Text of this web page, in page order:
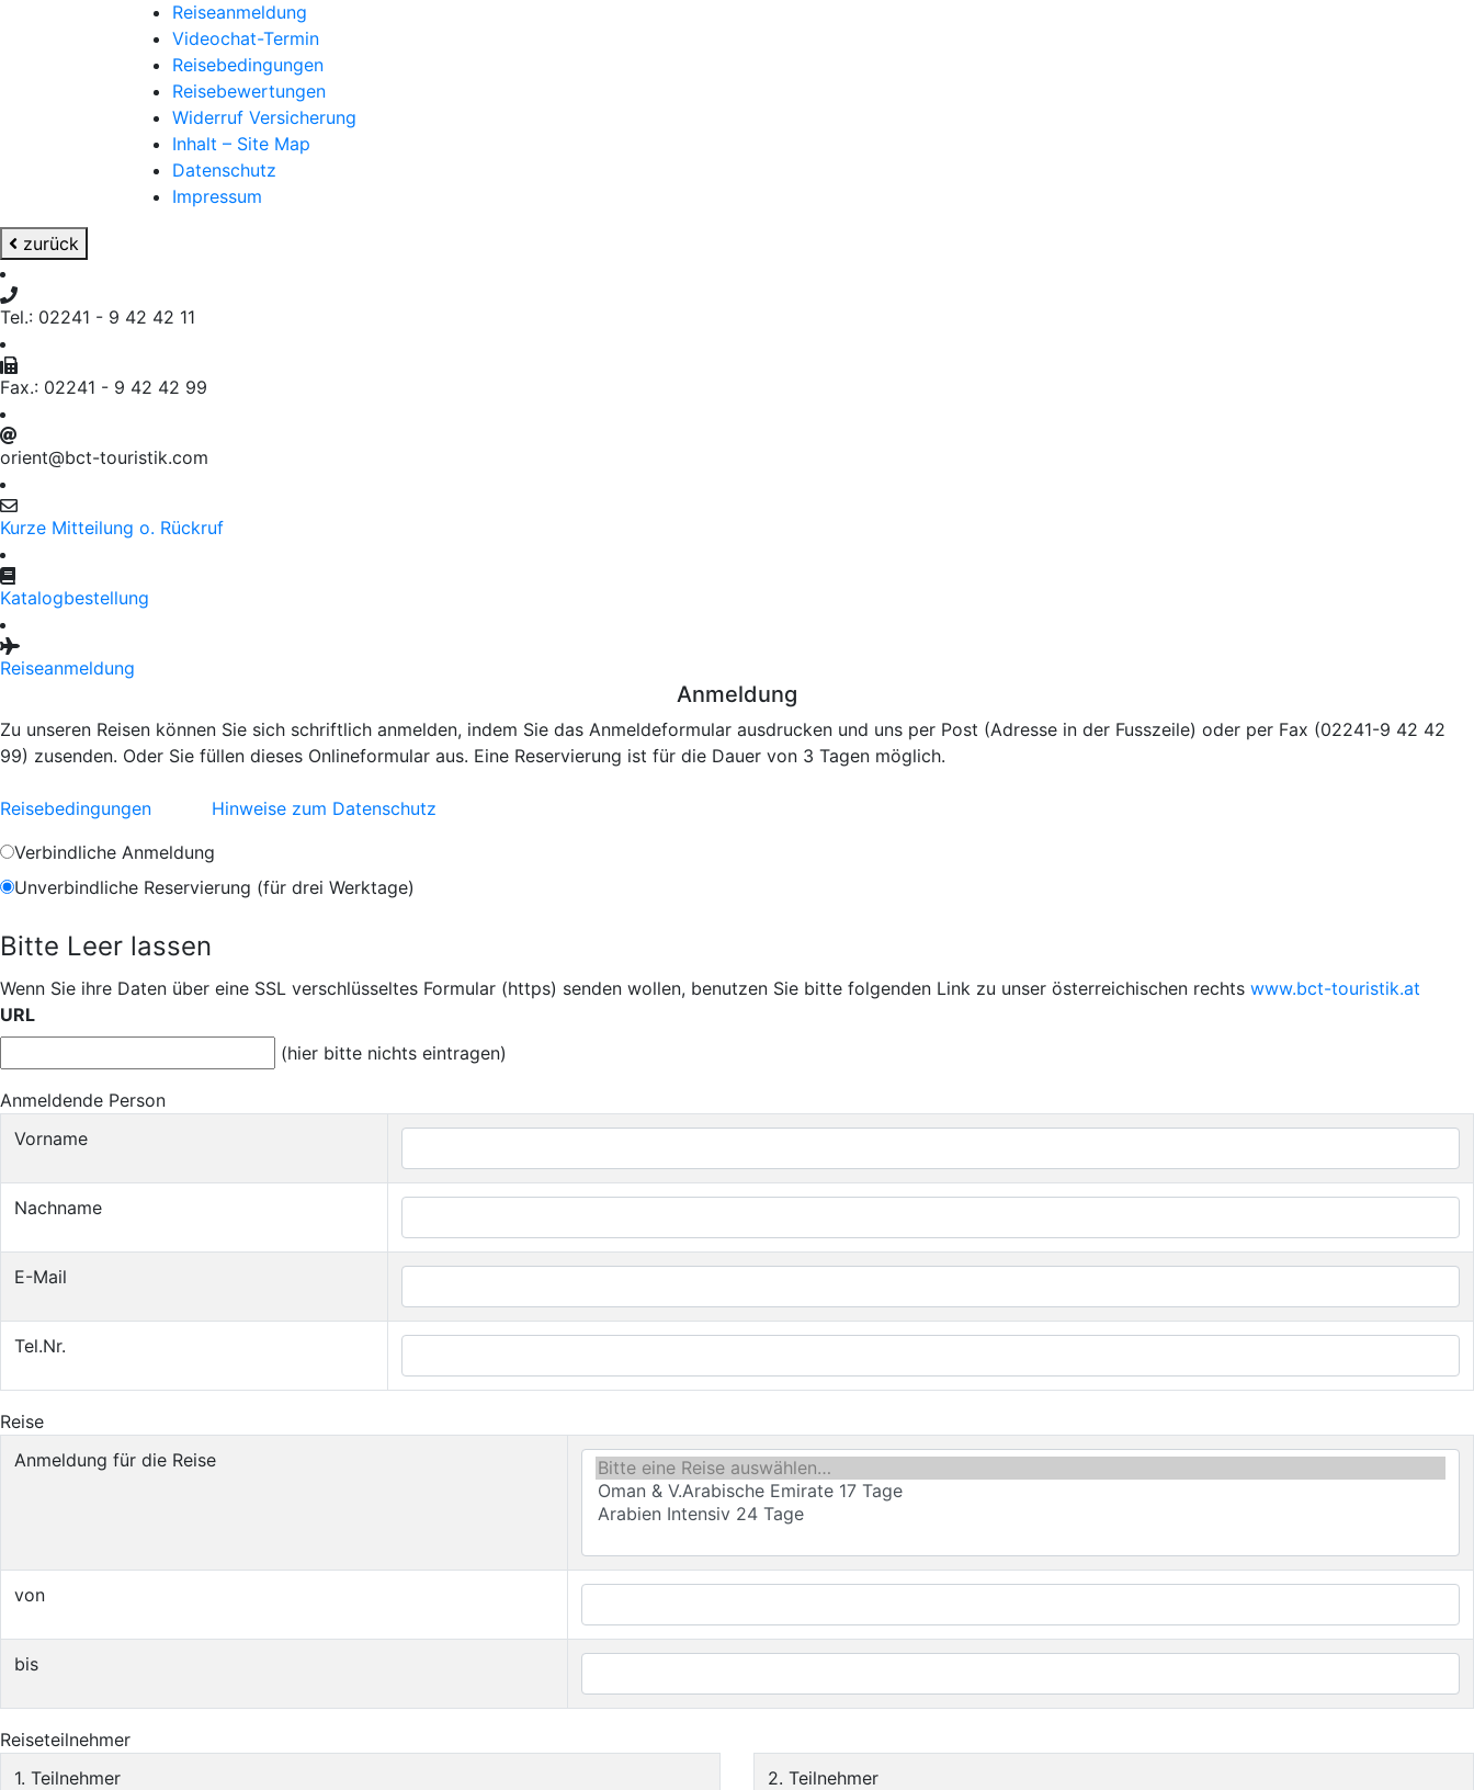
Reiseanmeldung
Videochat-Termin
Reisebedingungen
Reisebewertungen
Widerruf Versicherung
Inhalt – Site Map
Datenschutz
Impressum
zurück
Tel.: 02241 - 9 42 42 11
Fax.: 02241 - 9 42 42 99
orient@bct-touristik.com
Kurze Mitteilung o. Rückruf
Katalogbestellung
Reiseanmeldung
Anmeldung
Zu unseren Reisen können Sie sich schriftlich anmelden, indem Sie das Anmeldeformular ausdrucken und uns per Post (Adresse in der Fusszeile) oder per Fax (02241-9 42 42
99) zusenden. Oder Sie füllen dieses Onlineformular aus. Eine Reservierung ist für die Dauer von 3 Tagen möglich.
Reisebedingungen
Hinweise zum Datenschutz
Verbindliche Anmeldung
Unverbindliche Reservierung (für drei Werktage)
Wenn Sie ihre Daten über eine SSL verschlüsseltes Formular (https) senden wollen, benutzen Sie bitte folgenden Link zu unser österreichischen rechts www.bct-touristik.at
Bitte Leer lassen
URL
(hier bitte nichts eintragen)
Anmeldende Person
Vorname
Nachname
E-Mail
Tel.Nr.
Reise
Anmeldung für die Reise
von
bis
Reiseteilnehmer
1. Teilnehmer
2. Teilnehmer